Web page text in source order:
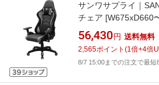
サンワサプライ｜
チェア [W675xD660
グレー SNC-
56,430 円 送料無料
2,565ポイント (1倍+4倍
8/7 15:00までの注文で最短